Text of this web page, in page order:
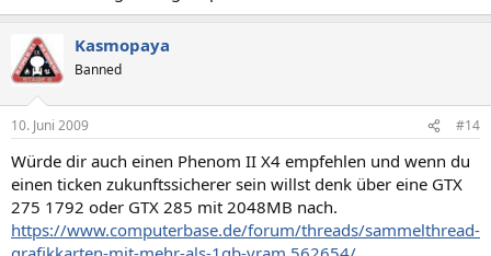
Kasmopaya
Banned
10. Juni 2009 #14
Würde dir auch einen Phenom II X4 empfehlen und wenn du
einen ticken zukunftssicherer sein willst denk über eine GTX
275 1792 oder GTX 285 mit 2048MB nach.
https://www.computerbase.de/forum/threads/sammelthread-